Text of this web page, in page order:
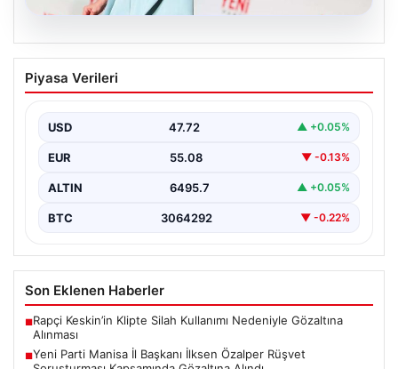
Yeni Parti Manisa İl Başkanı İlksen
Özalper Rüşvet Soruşturması
Manisa’da devam eden rüşvet soruşturması önemli bir
Piyasa Verileri
USD 47.72 ▲ +0.05%
EUR 55.08 ▼ -0.13%
ALTIN 6495.7 ▲ +0.05%
BTC 3064292 ▼ -0.22%
Son Eklenen Haberler
■Rapçi Keskin’in Klipte Silah Kullanımı Nedeniyle Gözaltına
Alınması
■Yeni Parti Manisa İl Başkanı İlksen Özalper Rüşvet